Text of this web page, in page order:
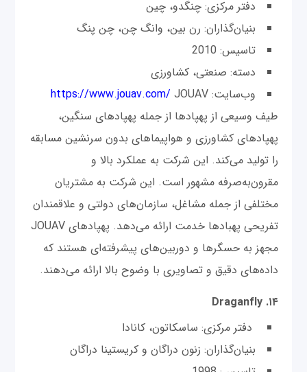
دفتر مرکزی: چنگدو، چین
بنیان‌گذاران: رن بین، وانگ چن، چن پنگ
تاسیس: 2010
دسته: صنعتی، کشاورزی
وب‌سایت:
https://www.jouav.com/ JOUAV
طیف وسیعی از پهپادها از جمله پهپادهای سنگین،
پهپادهای کشاورزی و هواپیماهای بدون سرنشین مسابقه
را تولید می‌کند. این شرکت به عملکرد بالا و
مقرون‌به‌صرفه مشهور است. این شرکت به مشتریان
مختلفی از جمله مشاغل، سازمان‌های دولتی و علاقمندان
تفریحی پهبادها خدمت ارائه می‌دهد. پهپادهای JOUAV
مجهز به حسگرها و دوربین‌های پیشرفته‌ای هستند که
داده‌های دقیق و تصاویری با وضوح بالا ارائه می‌دهند.
۱۴. Draganfly
دفتر مرکزی: ساسکاتون، کانادا
بنیان‌گذاران: زنون دراگان و کریستینا دراگان